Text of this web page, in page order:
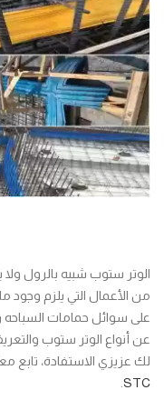
الوتر ستوب شبيه بالرول
من الأعمال التي يلزم وجود
على سوائل حمامات السباحه
عن أنواع الوتر ستوب
لك عزيزي الاستفادة، تابع
STC
.